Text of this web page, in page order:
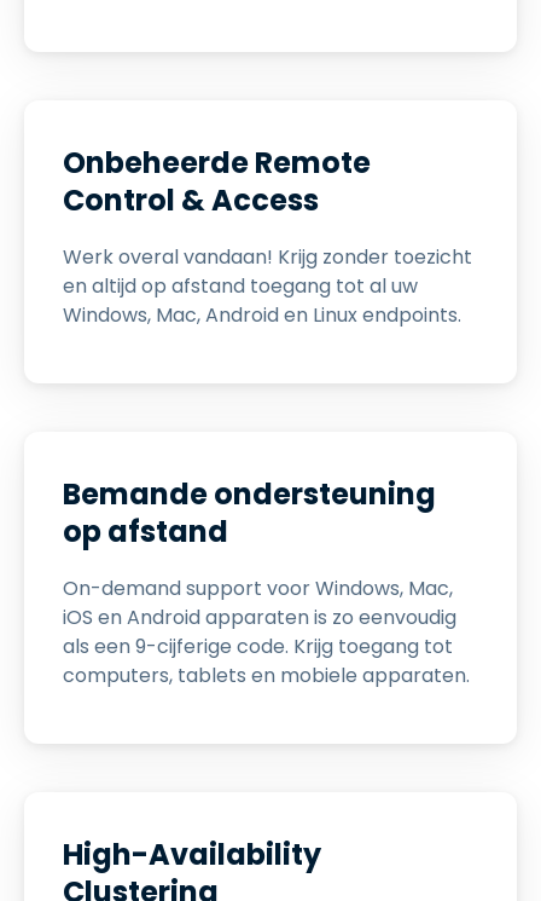
Onbeheerde Remote
Control & Access
Werk overal vandaan! Krijg zonder toezicht
en altijd op afstand toegang tot al uw
Windows, Mac, Android en Linux endpoints.
Bemande ondersteuning
op afstand
On-demand support voor Windows, Mac,
iOS en Android apparaten is zo eenvoudig
als een 9-cijferige code. Krijg toegang tot
computers, tablets en mobiele apparaten.
High-Availability
Clustering